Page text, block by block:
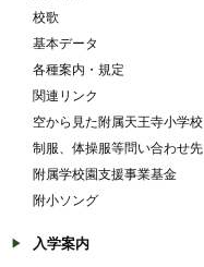
校歌
基本データ
各種案内・規定
関連リンク
空から見た附属天王寺小学校
制服、体操服等問い合わせ先
附属学校園支援事業基金
附小ソング
入学案内